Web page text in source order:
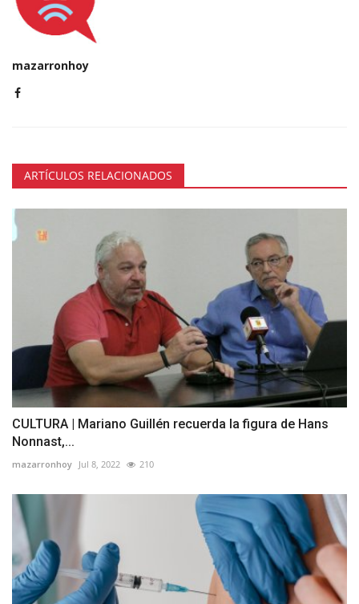
mazarronhoy
ARTÍCULOS RELACIONADOS
CULTURA | Mariano Guillén recuerda la figura de Hans
Nonnast,...
mazarronhoy Jul 8, 2022 210